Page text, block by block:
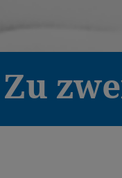
Zu